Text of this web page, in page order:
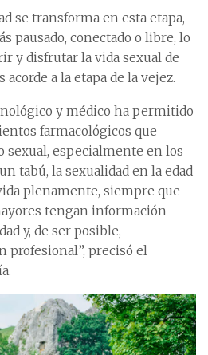
se transforma en esta etapa,
pausado, conectado o libre, lo
y disfrutar la vida sexual de
a la etapa de la vejez.
y médico ha permitido
farmacológicos que
sexual, especialmente en los
tabú, la sexualidad en la edad
plenamente, siempre que
tengan información
y, de ser posible,
profesional”, precisó el